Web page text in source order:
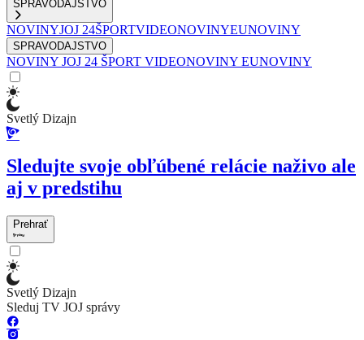
SPRAVODAJSTVO
NOVINYJOJ 24ŠPORTVIDEONOVINYEUNOVINY
SPRAVODAJSTVO
NOVINY JOJ 24 ŠPORT VIDEONOVINY EUNOVINY
Svetlý Dizajn
Sledujte svoje obľúbené relácie naživo ale
aj v predstihu
Prehrať
Svetlý Dizajn
Sleduj TV JOJ správy